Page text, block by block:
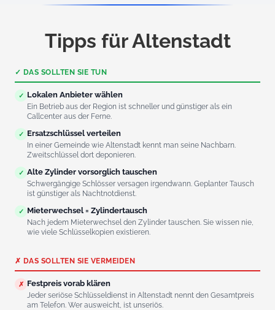
Tipps für Altenstadt
✓ DAS SOLLTEN SIE TUN
✓ Lokalen Anbieter wählen
Ein Betrieb aus der Region ist schneller und günstiger als ein
Callcenter aus der Ferne.
✓ Ersatzschlüssel verteilen
In einer Gemeinde wie Altenstadt kennt man seine Nachbarn.
Zweitschlüssel dort deponieren.
✓ Alte Zylinder vorsorglich tauschen
Schwergängige Schlösser versagen irgendwann. Geplanter Tausch
ist günstiger als Nachtnotdienst.
✓ Mieterwechsel = Zylindertausch
Nach jedem Mieterwechsel den Zylinder tauschen. Sie wissen nie,
wie viele Schlüsselkopien existieren.
✗ DAS SOLLTEN SIE VERMEIDEN
✗ Festpreis vorab klären
Jeder seriöse Schlüsseldienst in Altenstadt nennt den Gesamtpreis
am Telefon. Wer ausweicht, ist unseriös.